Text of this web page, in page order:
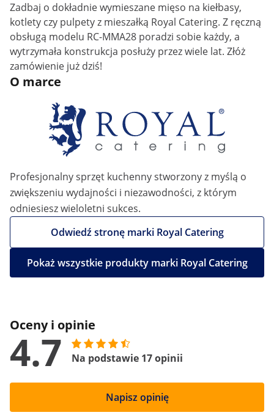
Zadbaj o dokładnie wymieszane mięso na kiełbasy,
kotlety czy pulpety z mieszałką Royal Catering. Z ręczną
obsługą modelu RC-MMA28 poradzi sobie każdy, a
wytrzymała konstrukcja posłuży przez wiele lat. Złóż
zamówienie już dziś!
O marce
Profesjonalny sprzęt kuchenny stworzony z myślą o
zwiększeniu wydajności i niezawodności, z którym
odniesiesz wieloletni sukces.
Odwiedź stronę marki Royal Catering
Pokaż wszystkie produkty marki Royal Catering
Oceny i opinie
4.7 Na podstawie 17 opinii
Napisz opinię